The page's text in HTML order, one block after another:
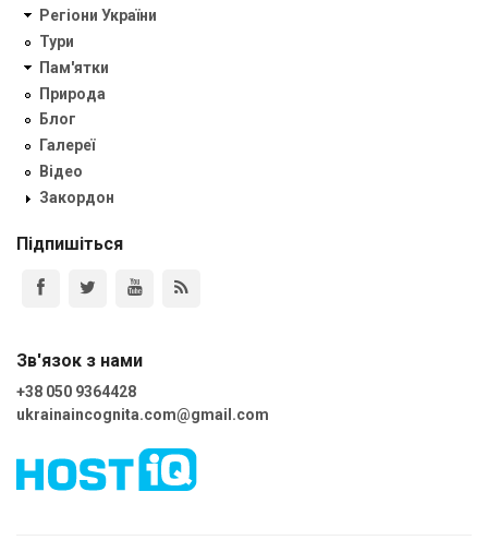
Регіони України
Тури
Пам'ятки
Природа
Блог
Галереї
Відео
Закордон
Підпишіться
Зв'язок з нами
+38 050 9364428
ukrainaincognita.com@gmail.com